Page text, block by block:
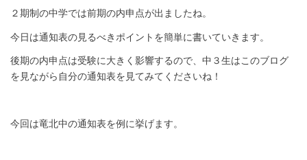
２期制の中学では前期の内申点が出ましたね。
今日は通知表の見るべきポイントを簡単に書いていきます。
後期の内申点は受験に大きく影響するので、中３生はこのブログ
を見ながら自分の通知表を見てみてくださいね！
今回は竜北中の通知表を例に挙げます。